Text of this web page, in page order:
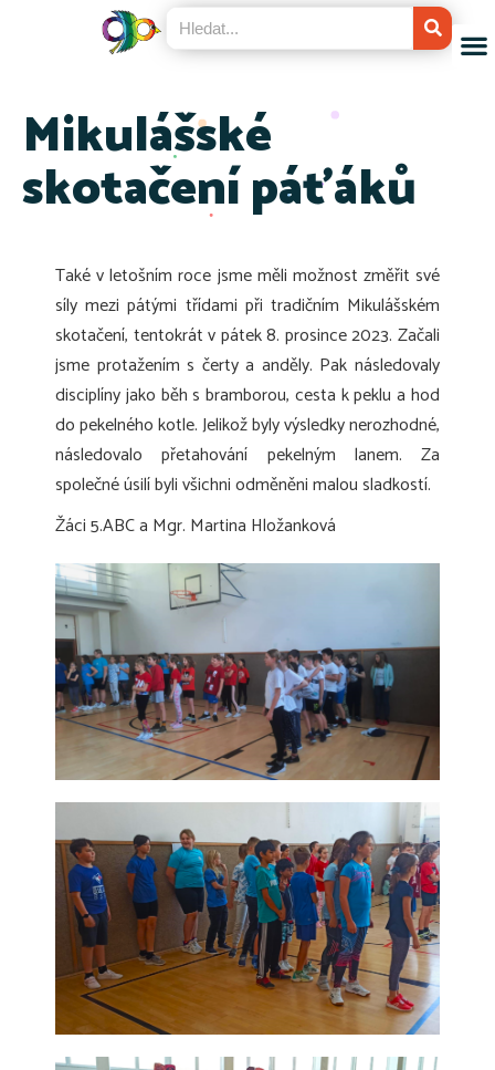
Mikulášské
skotačení páťáků
Také v letošním roce jsme měli možnost změřit své
síly mezi pátými třídami při tradičním Mikulášském
skotačení, tentokrát v pátek 8. prosince 2023. Začali
jsme protažením s čerty a anděly. Pak následovaly
disciplíny jako běh s bramborou, cesta k peklu a hod
do pekelného kotle. Jelikož byly výsledky nerozhodné,
následovalo přetahování pekelným lanem. Za
společné úsilí byli všichni odměněni malou sladkostí.
Žáci 5.ABC a Mgr. Martina Hložanková